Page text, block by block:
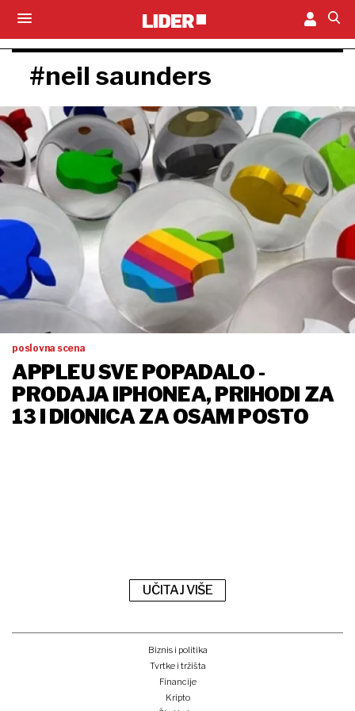
#neil saunders
poslovna scena
APPLEU SVE POPADALO -
PRODAJA IPHONEA, PRIHODI ZA
13 I DIONICA ZA OSAM POSTO
UČITAJ VIŠE
Biznis i politika
Tvrtke i tržišta
Financije
Kripto